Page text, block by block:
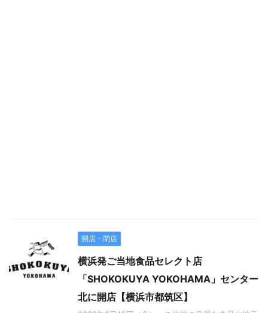
開店・閉店
横浜発ご当地食品セレクト店
「SHOKOKUYA YOKOHAMA」センター
北に開店【横浜市都筑区】